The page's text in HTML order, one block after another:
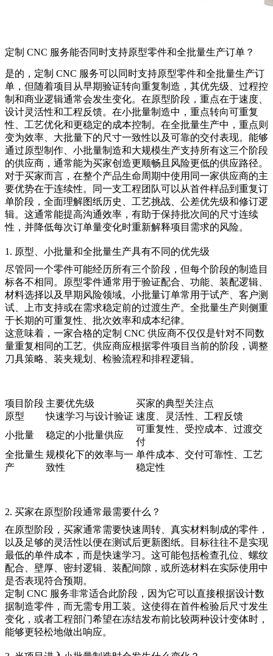
定制 CNC 服务能否同时支持原型零件和全批量生产订单？
是的，定制 CNC 服务可以同时支持原型零件和全批量生产订
单，但随着项目从早期验证转向重复制造，其优先级、过程控
制和商业逻辑通常会发生变化。在原型阶段，重点在于速度、
设计灵活性和工程反馈。在小批量制造中，重点转向可重复
性、工艺优化和更稳定的成本控制。在全批量生产中，重点则
变为效率、大批量下的尺寸一致性以及可靠的交付表现。能够
通过原型制作 小批量制造和大规模生产支持所有这三个阶段
的供应商，通常能为买家创造更顺畅且风险更低的供应路径。
对于买家而言，在整个产品生命周期中使用同一家供应商的主
要优势在于连续性。同一支工程团队可以从首件样品到重复订
单阶段，全面理解图纸历史、工艺挑战、公差优先级和修订逻
辑。这通常能提高沟通效率，有助于保持批次间的尺寸连续
性，并降低每次订单量变化时重新解释项目需求的风险。
1. 原型、小批量和全批量生产具有不同的优先级
尽管同一个零件可能经历所有三个阶段，但每个阶段的制造目
标各不相同。原型零件通常用于验证配合、功能、装配逻辑、
材料选择以及早期风险领域。小批量订单常用于试产、客户测
试、上市支持或在需求稳定前的过渡生产。全批量生产则侧重
于长期的可重复性、批次效率和成本纪律。
这意味着，一家合格的定制 CNC 供应商不仅仅是针对不同数
量重复相同的工艺。供应商应根据零件项目当前的阶段，调整
刀具策略、装夹规划、检验流程和排程逻辑。
项目阶段 主要优先级
买家的典型关注点
原型
快速学习与设计验证 速度、灵活性、工程反馈
小批量
稳定的小批量供应
可重复性、受控成本、过渡交
付
全批量生
产
规模化下的效率与一
致性
单件成本、交付可靠性、工艺
稳定性
2. 买家在原型阶段通常最需要什么？
在原型阶段，买家通常需要快速周转、真实材料制成的零件，
以及足够的灵活性以便在测试后更新图纸。目标往往不是实现
最低的单件成本，而是快速学习。这可能包括检查孔位、螺纹
配合、壁厚、密封逻辑、装配间隙，或所选材料在实际使用中
是否表现符合预期。
定制 CNC 服务非常适合此阶段，因为它可以直接根据设计数
据制造零件，而无需专用工装。这使得在首件检验后尺寸发生
变化，或者工程部门希望在冻结发布前比较两种设计变体时，
能够更轻松地做出响应。